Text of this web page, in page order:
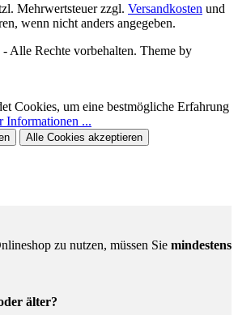
Mehrwertsteuer zzgl. Versandkosten und
wenn nicht anders angegeben.
Alle Rechte vorbehalten. Theme by
Cookies, um eine bestmögliche Erfahrung
Informationen ...
Alle Cookies akzeptieren
zu nutzen, müssen Sie mindestens
älter?